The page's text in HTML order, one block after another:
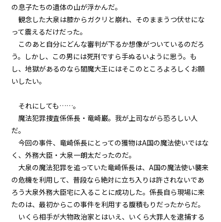
第２話
第２話
『Monsters（怪物たち）』＜１
『Monsters（怪物たち）』＜１
５＞
第２話
『Monsters（怪物たち）』＜１
６＞
第２話
『Monsters（怪物たち）』＜１
７＞
の息子たちの遺体の山が浮かんだ。
観念した大泉は膝からガクリと崩れ、そのままうつ伏せにな
って震えるだけだった。
このあと自分にどんな審判が下るか想像がついているのだろ
う。しかし、この男には死刑ですら手ぬるいように思う。も
し、地獄があるのなら閻魔大王にはそこのところよろしくお願
いしたい。
それにしても……。
魔法犯罪捜査係係長・竜崎巌。我が上司ながら恐ろしい人
だ。
今回の事件、竜崎係長にとっての獲物はA国の魔法使いではな
く、外務大臣・大泉一朗太だったのだ。
大泉の魔法犯罪を追っていた竜崎係長は、A国の魔法使い襲来
の危機を利用して、普段なら絶対に立ち入りは許されないであ
ろう大泉外務大臣宅に入ることに成功した。係長自ら現場に来
たのは、最初からこの事件を利用する腹積もりだったからだ。
いくら相手が大物政治家とはいえ、いくら大罪人を逮捕する